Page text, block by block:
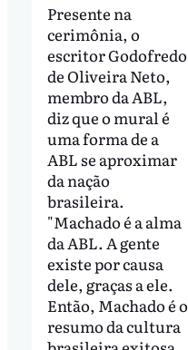
Presente na
cerimônia, o
escritor Godofredo
de Oliveira Neto,
membro da ABL,
diz que o mural é
uma forma de a
ABL se aproximar
da nação
brasileira.
"Machado é a alma
da ABL. A gente
existe por causa
dele, graças a ele.
Então, Machado é o
resumo da cultura